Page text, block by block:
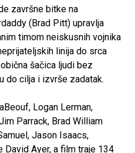
završne bitke na
(Brad Pitt) upravlja
timom neiskusnih vojnika
linija do srca
šačica ljudi bez
do cilja i izvrše zadatak.
Logan Lerman,
Parrack, Brad William
Jason Isaacs,
David Ayer, a film traje 134